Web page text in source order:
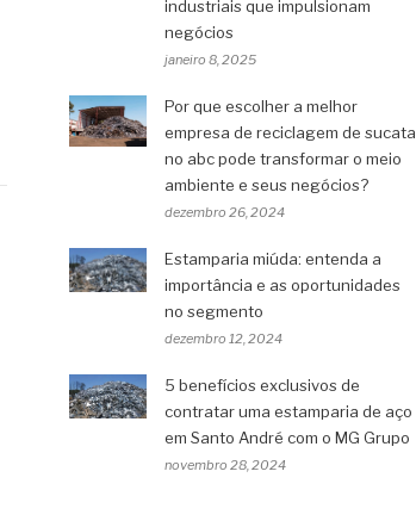
industriais que impulsionam
negócios
janeiro 8, 2025
Por que escolher a melhor
empresa de reciclagem de sucata
no abc pode transformar o meio
ambiente e seus negócios?
dezembro 26, 2024
Estamparia miúda: entenda a
importância e as oportunidades
no segmento
dezembro 12, 2024
5 benefícios exclusivos de
contratar uma estamparia de aço
em Santo André com o MG Grupo
novembro 28, 2024